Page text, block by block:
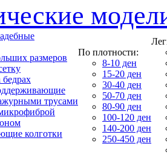
размеров
трусами
колготки
По плотности:
8-10 ден
15-20 ден
30-40 ден
50-70 ден
80-90 ден
100-120 ден
140-200 ден
250-450 ден